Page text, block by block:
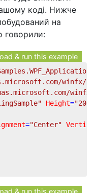
коді. Нижче
на
говорили:
& run this example
winfx/
winfx/
Height="200"
="Center"